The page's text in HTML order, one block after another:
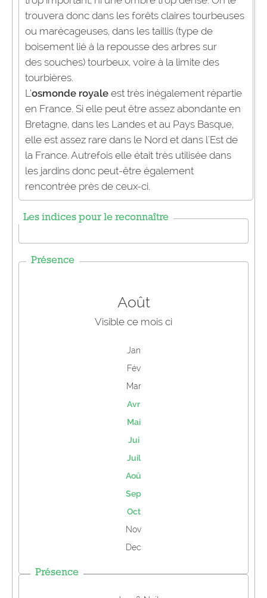
trouvera donc dans les forêts claires tourbeuses
ou marécageuses, dans les taillis (type de
boisement lié à la repousse des arbres sur
des souches) tourbeux, voire à la limite des
tourbières.
L’osmonde royale est très inégalement répartie
en France. Si elle peut être assez abondante en
Bretagne, dans les Landes et au Pays Basque,
elle est assez rare dans le Nord et dans l'Est de
la France. Autrefois elle était très utilisée dans
les jardins donc peut-être également
rencontrée près de ceux-ci.
Les indices pour le reconnaître
Présence
Août
Visible ce mois ci
Jan
Fév
Mar
Avr
Mai
Jui
Juil
Aoû
Sep
Oct
Nov
Dec
Présence